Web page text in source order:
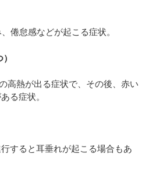
倦怠感などが起こる症状。
高熱が出る症状で、その後、赤い
る症状。
すると耳垂れが起こる場合もあ